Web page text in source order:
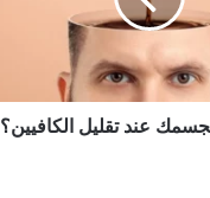
عند تقليل الكافيين؟